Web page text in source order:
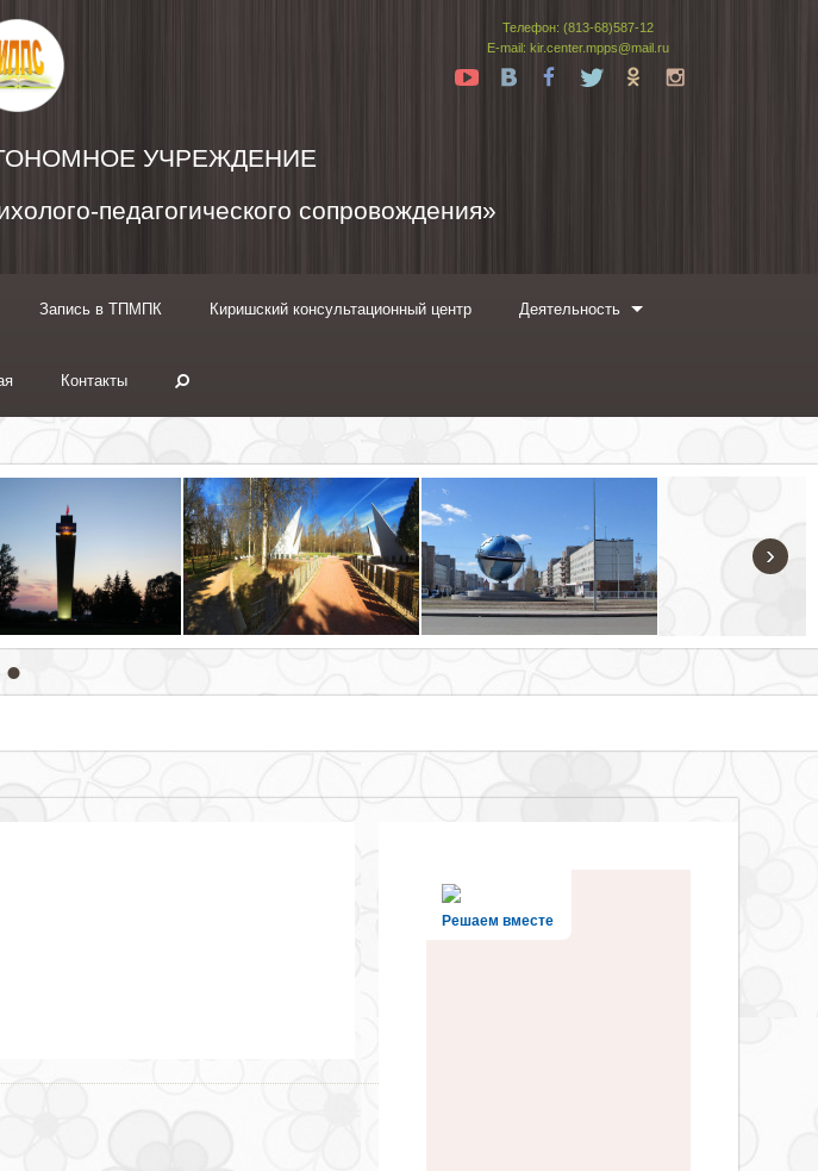
Телефон: (813-68)587-12
E-mail: kir.center.mpps@mail.ru
Yt
Tw
УЧРЕЖДЕНИЕ
педагогического сопровождения»
Запись в ТПМПК Киришский консультационный центр Деятельность
Контакты
›
Решаем вместе